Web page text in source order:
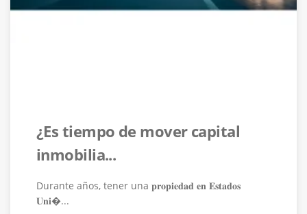
¿Es tiempo de mover capital
inmobilia...
Durante años, tener una 𝐩𝐫𝐨𝐩𝐢𝐞𝐝𝐚𝐝 𝐞𝐧 𝐄𝐬𝐭𝐚𝐝𝐨𝐬
𝐔𝐧𝐢�...